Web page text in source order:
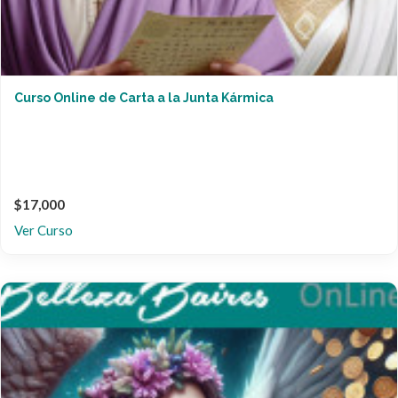
Curso Online de Carta a la Junta Kármica
$17,000
Ver Curso